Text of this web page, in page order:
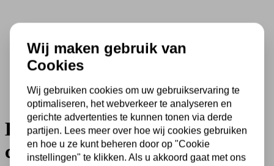
Booglamp Vela Lino 4762CA
cacao met beige-crème textiel
Wij maken gebruik van
Cookies
Wij gebruiken cookies om uw gebruikservaring te
optimaliseren, het webverkeer te analyseren en
gerichte advertenties te kunnen tonen via derde
partijen. Lees meer over hoe wij cookies gebruiken
en hoe u ze kunt beheren door op "Cookie
instellingen" te klikken. Als u akkoord gaat met ons